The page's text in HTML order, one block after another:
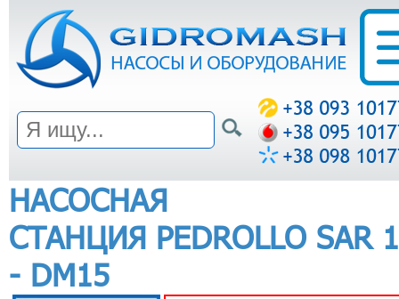
НАСОСНАЯ
СТАНЦИЯ PEDROLLO SAR
- DM15